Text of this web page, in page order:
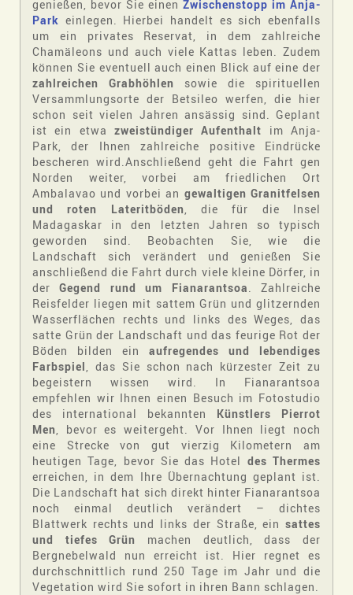
genießen, bevor Sie einen Zwischenstopp im Anja-
Park einlegen. Hierbei handelt es sich ebenfalls
um ein privates Reservat, in dem zahlreiche
Chamäleons und auch viele Kattas leben. Zudem
können Sie eventuell auch einen Blick auf eine der
zahlreichen Grabhöhlen sowie die spirituellen
Versammlungsorte der Betsileo werfen, die hier
schon seit vielen Jahren ansässig sind. Geplant
ist ein etwa zweistündiger Aufenthalt im Anja-
Park, der Ihnen zahlreiche positive Eindrücke
bescheren wird.Anschließend geht die Fahrt gen
Norden weiter, vorbei am friedlichen Ort
Ambalavao und vorbei an gewaltigen Granitfelsen
und roten Lateritböden , die für die Insel
Madagaskar in den letzten Jahren so typisch
geworden sind. Beobachten Sie, wie die
Landschaft sich verändert und genießen Sie
anschließend die Fahrt durch viele kleine Dörfer, in
derGegend rund um Fianarantsoa . Zahlreiche
Reisfelder liegen mit sattem Grün und glitzernden
Wasserflächen rechts und links des Weges, das
satte Grün der Landschaft und das feurige Rot der
Böden bilden ein aufregendes und lebendiges
Farbspiel
, das Sie schon nach kürzester Zeit zu
begeistern wissen wird. In Fianarantsoa
empfehlen wir Ihnen einen Besuch im Fotostudio
des international bekannten Künstlers Pierrot
Men , bevor es weitergeht. Vor Ihnen liegt noch
eine Strecke von gut vierzig Kilometern am
heutigen Tage, bevor Sie das Hotel des Thermes
erreichen, in dem Ihre Übernachtung geplant ist.
Die Landschaft hat sich direkt hinter Fianarantsoa
noch einmal deutlich verändert – dichtes
Blattwerk rechts und links der Straße, ein sattes
und tiefes Grün machen deutlich, dass der
Bergnebelwald nun erreicht ist. Hier regnet es
durchschnittlich rund 250 Tage im Jahr und die
Vegetation wird Sie sofort in ihren Bann schlagen.